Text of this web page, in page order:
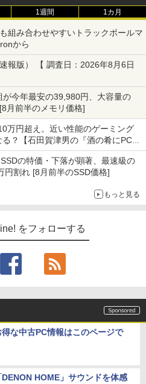
1週間 1カ月
組み合わせやすいトラックボールマ
から
報版） 【 調査日：2026年8月6日
今年最安の39,980円、大容量の
月前半のメモリ価格]
万円超え。近い性能のゲーミング
？【石田賀津男の『酒の肴にPCゲ
の特価・下落が顕著、最速級の
円割れ [8月前半のSSD価格]
もっと見る
をフォローする
な中古PC情報はこのページで
HOME」サウンドを体感